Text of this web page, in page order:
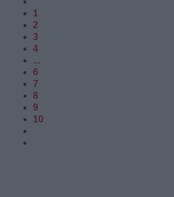
1
2
3
4
...
6
7
8
9
10